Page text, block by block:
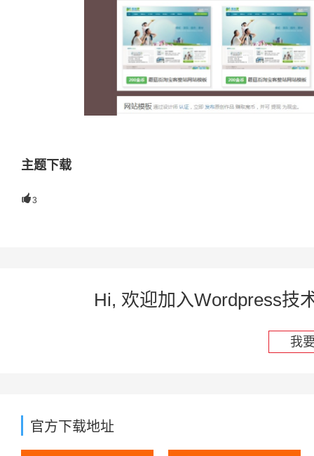
主题下载
3
Hi, 欢迎加入Wordpress技
我
官方下载地址